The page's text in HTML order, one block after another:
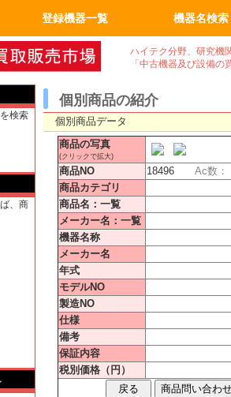
登録機器一覧
真空機器・真空ポンプ 真空機器
真空ポンプ
真空コンポーネント
試験・検査機
洗浄、クリーニンク゛
加熱機、冷却機
分析機器
計測、計量機・顕微鏡 計測、計量機
顕微鏡
汎用理化学機器
電気計測器・光学関連 電気計測器
光学関連
物流、包装、保管
成形、樹脂、フィルム
クリーンルーム関係
電気機器、部品
工作機械、加工機
ユーティリティ機器
半導体・実装機器関連 半導体関連
実装機器関連
バイオ関連
OA事務什器・その他 OA事務什器
その他
機器名検索
ハイテク分野、研究機
「中古機器及び設備
検索
、商
個別商品の紹介
個別商品データ
商品の写真
(クリックで拡大)
商品NO 18496 Ac数：
商品カテゴリ
商品名：一覧
メーカー名：一覧
機器名称
メーカー名
年式
モデルNO
製造NO
仕様
備考
保証内容
税別価格（円）